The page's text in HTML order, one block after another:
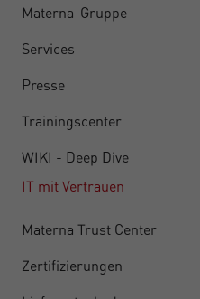
Materna-Gruppe
Services
Presse
Trainingscenter
WIKI - Deep Dive
IT mit Vertrauen
Materna Trust Center
Zertifizierungen